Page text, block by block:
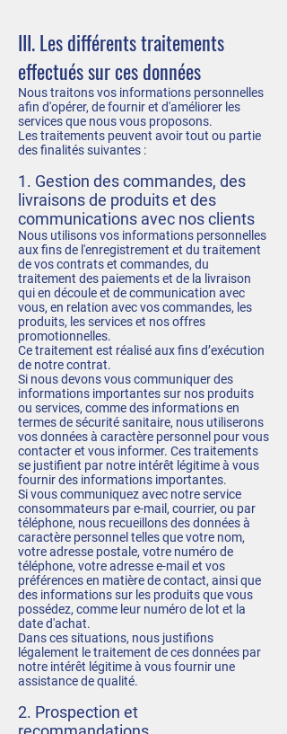
III. Les différents traitements
effectués sur ces données
Nous traitons vos informations personnelles
afin d'opérer, de fournir et d'améliorer les
services que nous vous proposons.
Les traitements peuvent avoir tout ou partie
des finalités suivantes :
1. Gestion des commandes, des
livraisons de produits et des
communications avec nos clients
Nous utilisons vos informations personnelles
aux fins de l'enregistrement et du traitement
de vos contrats et commandes, du
traitement des paiements et de la livraison
qui en découle et de communication avec
vous, en relation avec vos commandes, les
produits, les services et nos offres
promotionnelles.
Ce traitement est réalisé aux fins d’exécution
de notre contrat.
Si nous devons vous communiquer des
informations importantes sur nos produits
ou services, comme des informations en
termes de sécurité sanitaire, nous utiliserons
vos données à caractère personnel pour vous
contacter et vous informer. Ces traitements
se justifient par notre intérêt légitime à vous
fournir des informations importantes.
Si vous communiquez avec notre service
consommateurs par e-mail, courrier, ou par
téléphone, nous recueillons des données à
caractère personnel telles que votre nom,
votre adresse postale, votre numéro de
téléphone, votre adresse e-mail et vos
préférences en matière de contact, ainsi que
des informations sur les produits que vous
possédez, comme leur numéro de lot et la
date d'achat.
Dans ces situations, nous justifions
légalement le traitement de ces données par
notre intérêt légitime à vous fournir une
assistance de qualité.
2. Prospection et